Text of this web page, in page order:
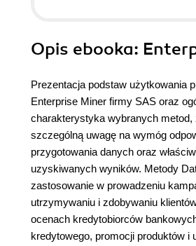
Opis ebooka:
Prezentacja podstaw użytkowania
Enterprise Miner firmy SAS oraz
charakterystyka wybranych metod,
szczególną uwagę na wymóg
przygotowania danych oraz
uzyskiwanych wyników. Metody
zastosowanie w prowadzeniu
utrzymywaniu i zdobywaniu
ocenach kredytobiorców
kredytowego, promocji produktów i